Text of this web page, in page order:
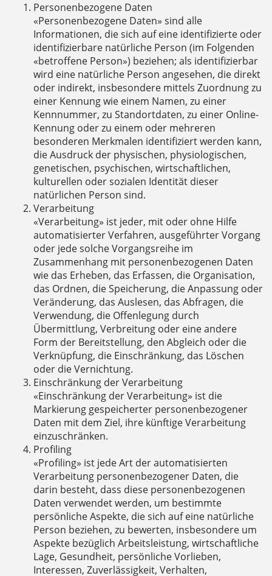
Personenbezogene Daten
«Personenbezogene Daten» sind alle
Informationen, die sich auf eine identifizierte oder
identifizierbare natürliche Person (im Folgenden
«betroffene Person») beziehen; als identifizierbar
wird eine natürliche Person angesehen, die direkt
oder indirekt, insbesondere mittels Zuordnung zu
einer Kennung wie einem Namen, zu einer
Kennnummer, zu Standortdaten, zu einer Online-
Kennung oder zu einem oder mehreren
besonderen Merkmalen identifiziert werden kann,
die Ausdruck der physischen, physiologischen,
genetischen, psychischen, wirtschaftlichen,
kulturellen oder sozialen Identität dieser
natürlichen Person sind.
Verarbeitung
«Verarbeitung» ist jeder, mit oder ohne Hilfe
automatisierter Verfahren, ausgeführter Vorgang
oder jede solche Vorgangsreihe im
Zusammenhang mit personenbezogenen Daten
wie das Erheben, das Erfassen, die Organisation,
das Ordnen, die Speicherung, die Anpassung oder
Veränderung, das Auslesen, das Abfragen, die
Verwendung, die Offenlegung durch
Übermittlung, Verbreitung oder eine andere
Form der Bereitstellung, den Abgleich oder die
Verknüpfung, die Einschränkung, das Löschen
oder die Vernichtung.
Einschränkung der Verarbeitung
«Einschränkung der Verarbeitung» ist die
Markierung gespeicherter personenbezogener
Daten mit dem Ziel, ihre künftige Verarbeitung
einzuschränken.
Profiling
«Profiling» ist jede Art der automatisierten
Verarbeitung personenbezogener Daten, die
darin besteht, dass diese personenbezogenen
Daten verwendet werden, um bestimmte
persönliche Aspekte, die sich auf eine natürliche
Person beziehen, zu bewerten, insbesondere um
Aspekte bezüglich Arbeitsleistung, wirtschaftliche
Lage, Gesundheit, persönliche Vorlieben,
Interessen, Zuverlässigkeit, Verhalten,